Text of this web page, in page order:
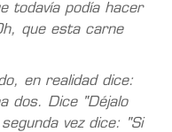
todavía podía hacer
que esta carne
en realidad dice:
dos. Dice "Déjalo
vez dice: "Si